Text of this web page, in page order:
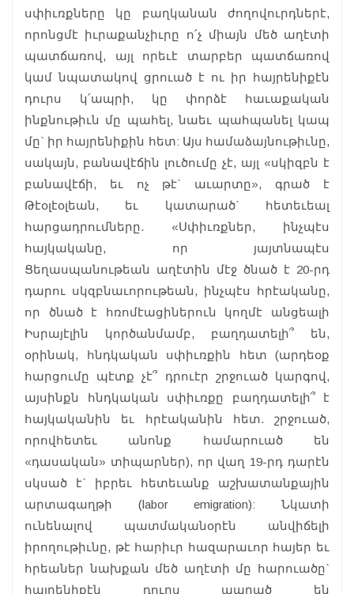
սփիւռքները կը բաղկանան ժողովուրդներէ,
որոնցմէ իւրաքանչիւրը ո՛չ միայն մեծ աղէտի
պատճառով, այլ որեւէ տարբեր պատճառով
կամ նպատակով ցրուած է ու իր հայրենիքէն
դուրս կ՛ապրի, կը փորձէ հաւաքական
ինքնութիւն մը պահել, նաեւ պահպանել կապ
մը` իր հայրենիքին հետ: Այս համաձայնութիւնը,
սակայն, բանավէճին լուծումը չէ, այլ «սկիզբն է
բանավէճի, եւ ոչ թէ` աւարտը», գրած է
Թէօլէօլեան, եւ կատարած` հետեւեալ
հարցադրումները. «Սփիւռքներ, ինչպէս
հայկականը, որ յայտնապէս
Ցեղասպանութեան աղէտին մէջ ծնած է 20-րդ
դարու սկզբնաւորութեան, ինչպէս հրէականը,
որ ծնած է հռոմէացիներուն կողմէ անցեալի
Իսրայէլին կործանմամբ, բաղդատելի՞ են,
օրինակ, հնդկական սփիւռքին հետ (արդեօք
հարցումը պէտք չէ՞ դրուէր շրջուած կարգով,
այսինքն հնդկական սփիւռքը բաղդատելի՞ է
հայկականին եւ հրէականին հետ. շրջուած,
որովհետեւ անոնք համարուած են
«դասական» տիպարներ), որ վաղ 19-րդ դարէն
սկսած է` իբրեւ հետեւանք աշխատանքային
արտագաղթի (labor emigration): Նկատի
ունենալով պատմականօրէն անվիճելի
իրողութիւնը, թէ հարիւր հազարաւոր հայեր եւ
հրեաներ նախքան մեծ աղէտի մը հարուածը`
հայրենիքէն դուրս ապրած են